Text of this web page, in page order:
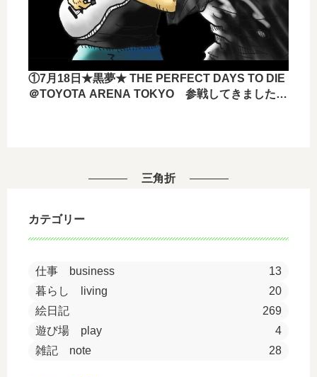
①7月18日★黒夢★ THE PERFECT DAYS TO DIE
＠TOYOTA ARENA TOKYO 参戦してきました
三角折
カテゴリー
仕事 business
13
暮らし living
20
絵日記
269
遊び場 play
4
雑記 note
28